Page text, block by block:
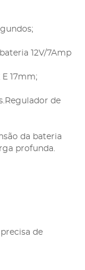
12V/7Amp
17mm;
de
da bateria
profunda.
de